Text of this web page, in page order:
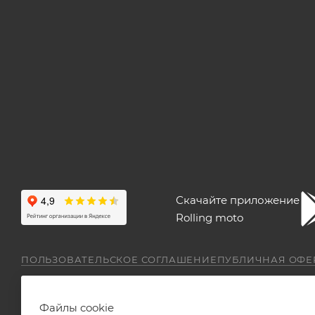
Скачайте приложение
Rolling moto
ПОЛЬЗОВАТЕЛЬСКОЕ СОГЛАШЕНИЕПУБЛИЧНАЯ
Файлы cookie